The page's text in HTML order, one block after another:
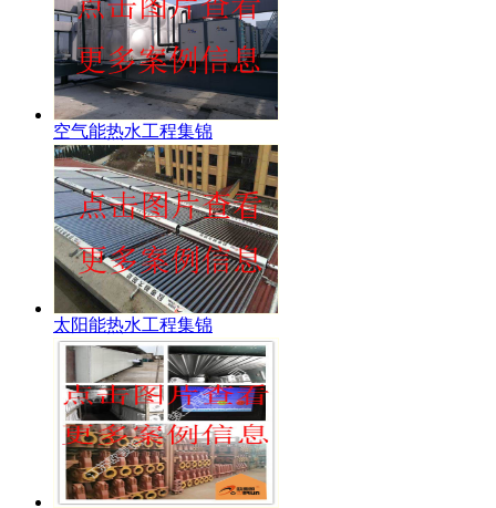
空气能热水工程集锦
太阳能热水工程集锦